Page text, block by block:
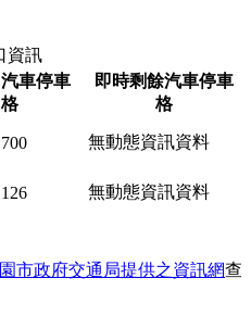
資訊
汽車停車
格
即時剩餘汽車停車
格
700 無動態資訊資料
126 無動態資訊資料
市政府交通局提供之資訊網查